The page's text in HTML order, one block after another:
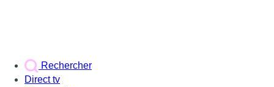
Rechercher
Direct tv